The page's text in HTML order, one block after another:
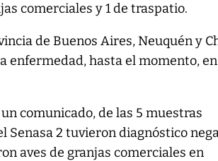
comerciales y 1 de traspatio.
de Buenos Aires, Neuquén y
enfermedad, hasta el momento, en
comunicado, de las 5 muestras
Senasa 2 tuvieron diagnóstico
aves de granjas comerciales en